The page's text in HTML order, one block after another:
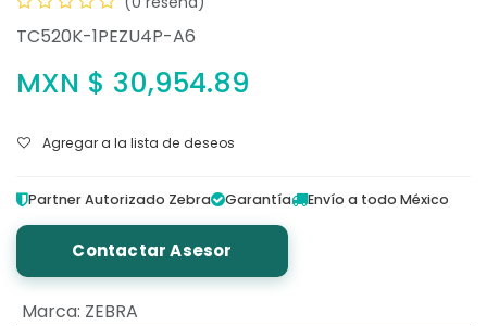
TC520K-1PEZU4P-A6
MXN $ 30,954.89
Agregar a la lista de deseos
Partner Autorizado Zebra Garantía Envío a todo México
Contactar Asesor
Marca: ZEBRA